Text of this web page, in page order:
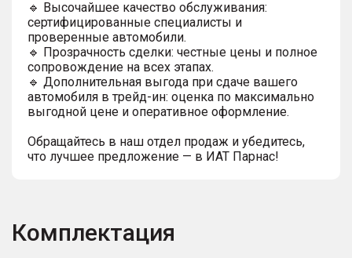
🔹 Высочайшее качество обслуживания:
сертифицированные специалисты и
проверенные автомобили.
🔹 Прозрачность сделки: честные цены и полное
сопровождение на всех этапах.
🔹 Дополнительная выгода при сдаче вашего
автомобиля в трейд-ин: оценка по максимально
выгодной цене и оперативное оформление.
Обращайтесь в наш отдел продаж и убедитесь,
что лучшее предложение — в ИАТ Парнас!
Комплектация